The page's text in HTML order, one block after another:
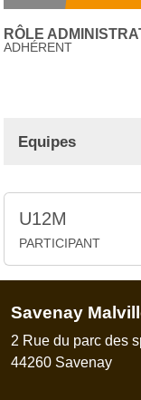
RÔLE
ADHÉRENT
Equipes
U12M
PARTICIPANT
Savenay
2 Rue du parc des
44260 Savenay